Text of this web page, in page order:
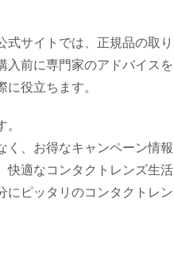
サイトでは、正規品の取り
入前に専門家のアドバイスを
役立ちます。
く、お得なキャンペーン情報
快適なコンタクトレンズ生活
にピッタリのコンタクトレン